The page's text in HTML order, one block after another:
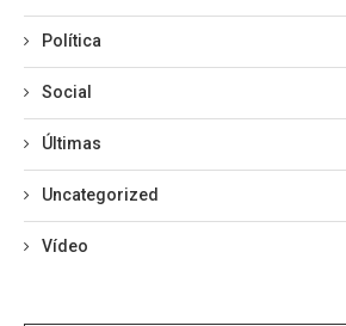
Política
Social
Últimas
Uncategorized
Vídeo